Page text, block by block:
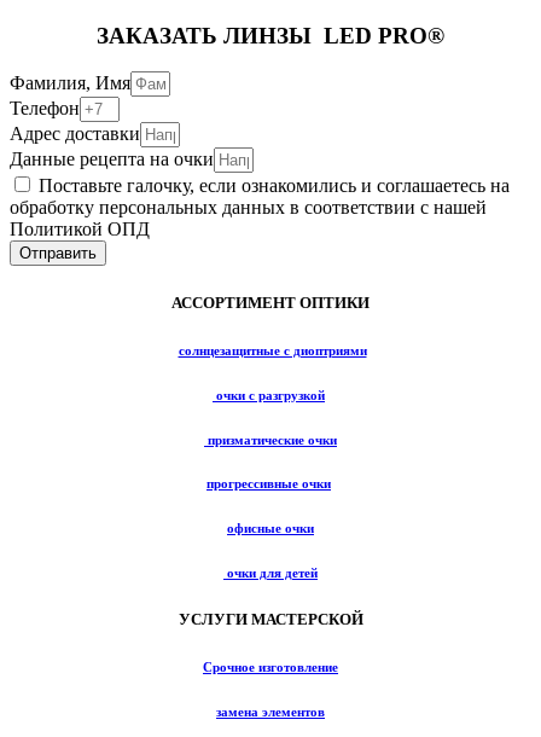
ЗАКАЗАТЬ ЛИНЗЫ LED PRO®
Фамилия, Имя
Телефон
Адрес доставки
Данные рецепта на очки
Поставьте галочку, если ознакомились и соглашаетесь на
обработку персональных данных в соответствии с нашей
Политикой ОПД
Отправить
АССОРТИМЕНТ ОПТИКИ
солнцезащитные с диоптриями
очки с разгрузкой
призматические очки
прогрессивные очки
офисные очки
очки для детей
УСЛУГИ МАСТЕРСКОЙ
Срочное изготовление
замена элементов